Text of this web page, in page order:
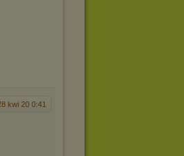
kwi 20 0:41